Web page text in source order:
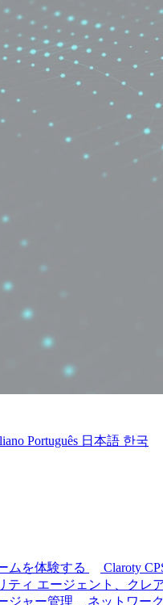
Português 日本語 한국
ムを体験する
Claroty
ティ エージェント、クレ
ジャー管理
ネットワー